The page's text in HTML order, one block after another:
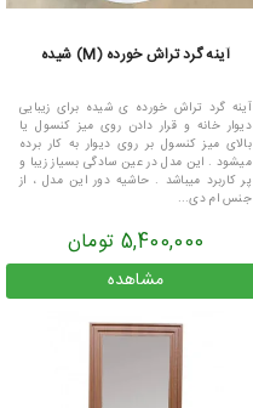
آینه گرد تراش خورده (M) شیده
آینه گرد تراش خورده ی شیده برای زیبایی
دیوار خانه و قرار دادن روی میز کنسول یا
بالای میز کنسول بر روی دیوار به کار برده
میشود . این مدل در عین سادگی بسیاز زیبا و
پر کاربرد میباشد . حاشیه دور این مدل ، از
جنس ام دی...
5,400,000 تومان
مشاهده